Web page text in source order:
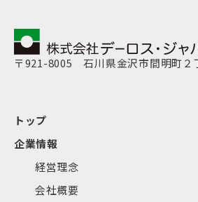
〒921-8005 石川県金沢市間明町２
トップ
企業情報
経営理念
会社概要